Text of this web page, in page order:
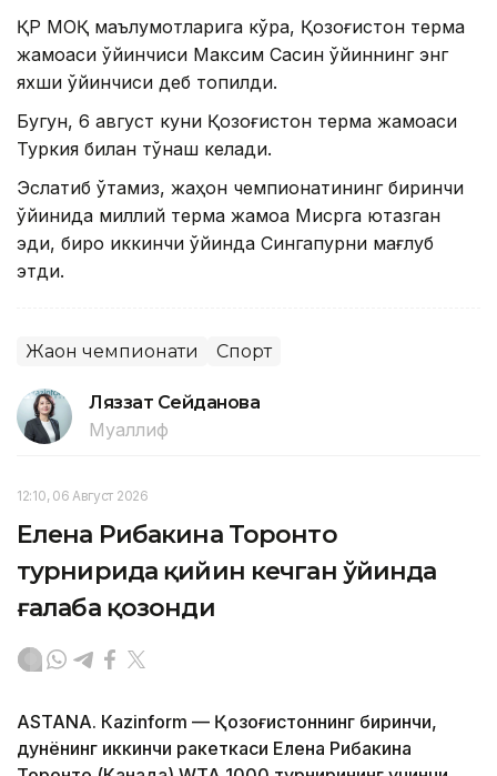
ҚР МОҚ маълумотларига кўра, Қозоғистон терма
жамоаси ўйинчиси Максим Сасин ўйиннинг энг
яхши ўйинчиси деб топилди.
Бугун, 6 август куни Қозоғистон терма жамоаси
Туркия билан тўқнаш келади.
Эслатиб ўтамиз, жаҳон чемпионатининг биринчи
ўйинида миллий терма жамоа Мисрга ютқазган
эди, бироқ иккинчи ўйинда Сингапурни мағлуб
этди.
Жаҳон чемпионати Спорт
Ляззат Сейданова
Муаллиф
12:10, 06 Август 2026
Елена Рибакина Торонто
турнирида қийин кечган ўйинда
ғалаба қозонди
ASTANА. Кazinform — Қозоғистоннинг биринчи,
дунёнинг иккинчи ракеткаси Елена Рибакина